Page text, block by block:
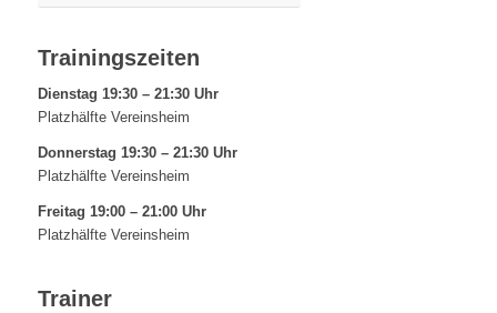
Trainingszeiten
Dienstag 19:30 – 21:30 Uhr
Platzhälfte Vereinsheim
Donnerstag 19:30 – 21:30 Uhr
Platzhälfte Vereinsheim
Freitag 19:00 – 21:00 Uhr
Platzhälfte Vereinsheim
Trainer